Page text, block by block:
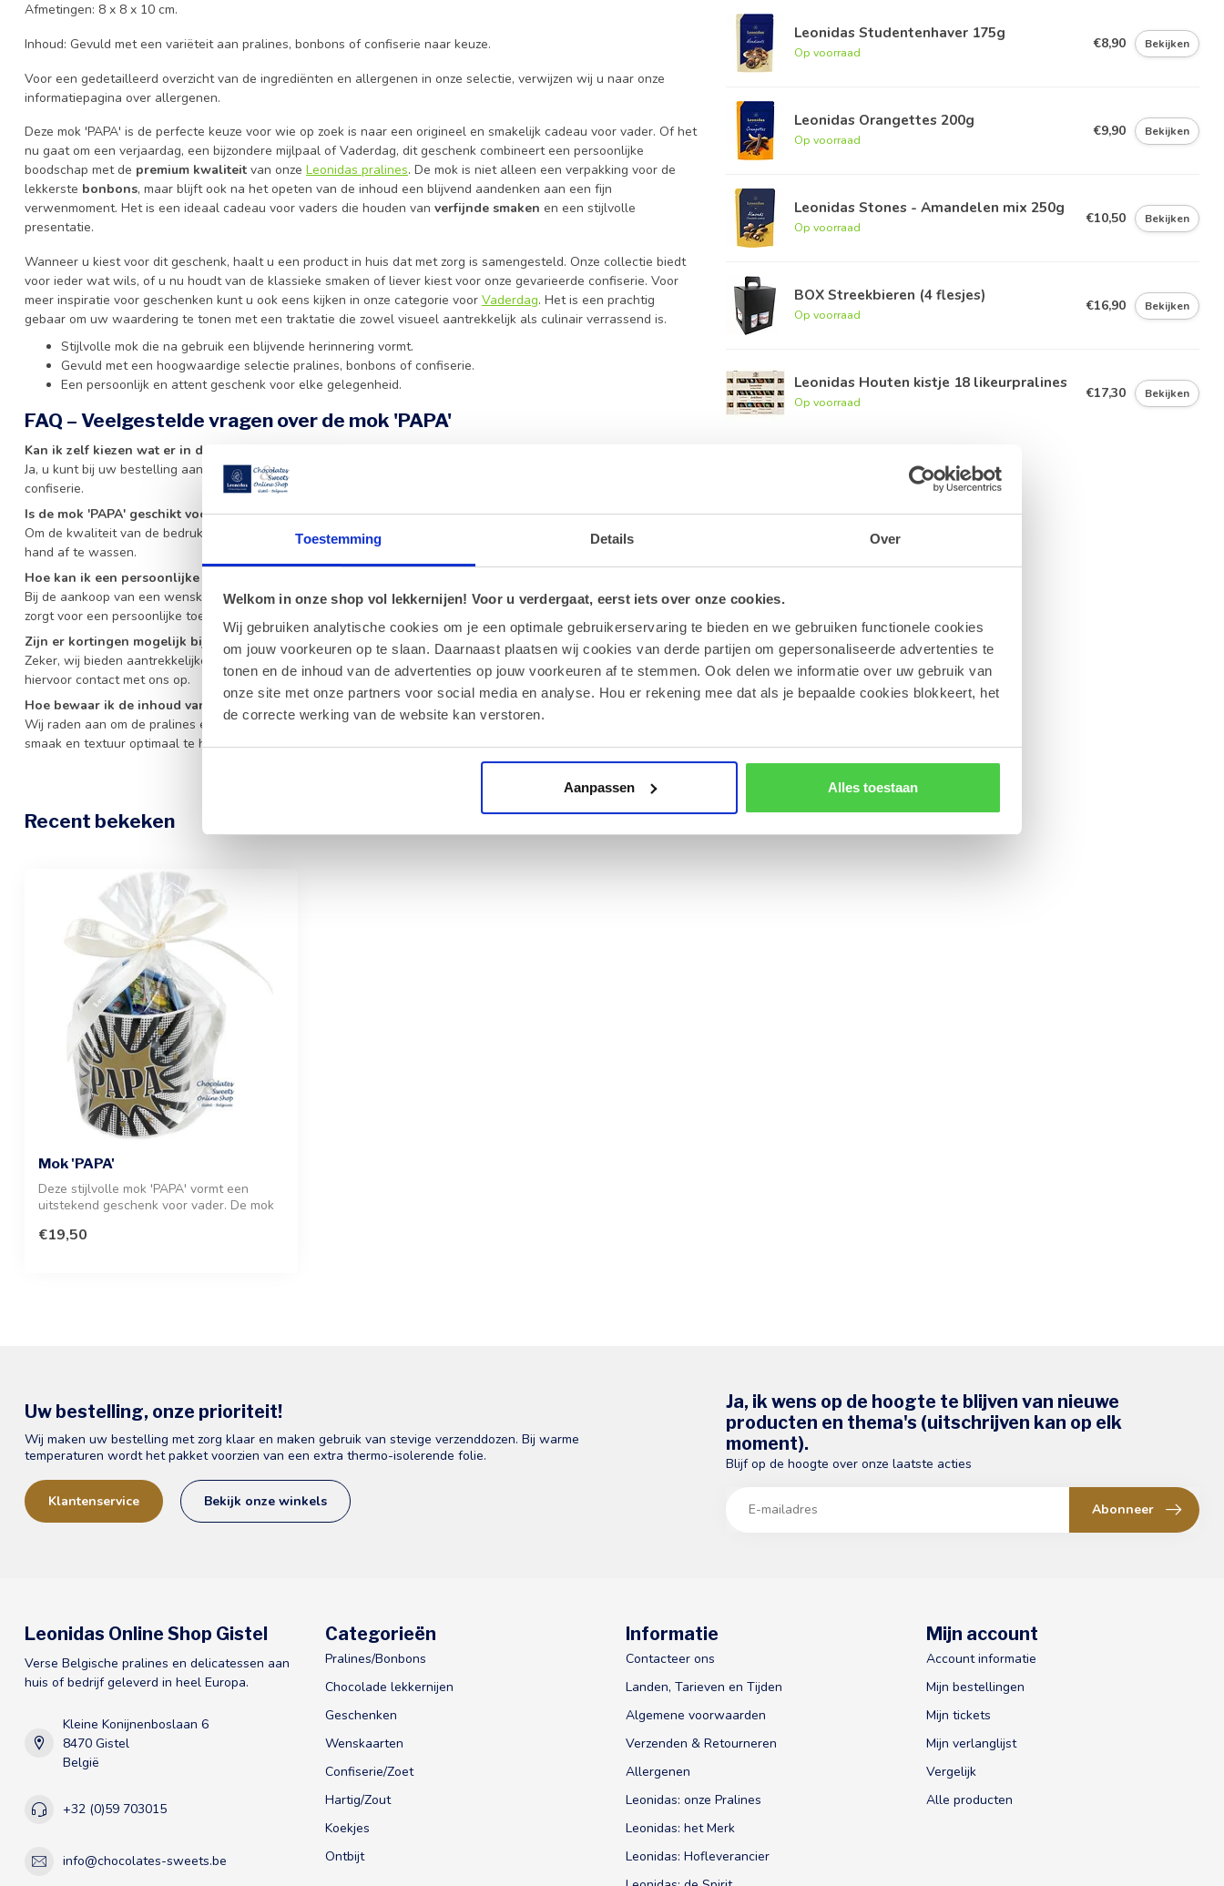
Toestemming Details Over
Welkom in onze shop vol lekkernijen! Voor u verdergaat, eerst iets over onze cookies.
Wij gebruiken analytische cookies om je een optimale gebruikerservaring te bieden en we gebruiken functionele cookies
om jouw voorkeuren op te slaan. Daarnaast plaatsen wij cookies van derde partijen om gepersonaliseerde advertenties te
tonen en de inhoud van de advertenties op jouw voorkeuren af te stemmen. Ook delen we informatie over uw gebruik van
onze site met onze partners voor social media en analyse. Hou er rekening mee dat als je bepaalde cookies blokkeert, het
de correcte werking van de website kan verstoren.
Aanpassen Alles toestaan
Afmetingen: 8 x 8 x 10 cm.
Inhoud: Gevuld met een variëteit aan pralines, bonbons of confiserie naar keuze.
Voor een gedetailleerd overzicht van de ingrediënten en allergenen in onze selectie, verwijzen wij u naar onze
informatiepagina over allergenen.
Deze mok 'PAPA' is de perfecte keuze voor wie op zoek is naar een origineel en smakelijk cadeau voor vader. Of het
nu gaat om een verjaardag, een bijzondere mijlpaal of Vaderdag, dit geschenk combineert een persoonlijke
boodschap met de premium kwaliteit van onze Leonidas pralines. De mok is niet alleen een verpakking voor de
lekkerste bonbons, maar blijft ook na het opeten van de inhoud een blijvend aandenken aan een fijn
verwenmoment. Het is een ideaal cadeau voor vaders die houden van verfijnde smaken en een stijlvolle
presentatie.
Wanneer u kiest voor dit geschenk, haalt u een product in huis dat met zorg is samengesteld. Onze collectie biedt
voor ieder wat wils, of u nu houdt van de klassieke smaken of liever kiest voor onze gevarieerde confiserie. Voor
meer inspiratie voor geschenken kunt u ook eens kijken in onze categorie voor Vaderdag. Het is een prachtig
gebaar om uw waardering te tonen met een traktatie die zowel visueel aantrekkelijk als culinair verrassend is.
Stijlvolle mok die na gebruik een blijvende herinnering vormt.
Gevuld met een hoogwaardige selectie pralines, bonbons of confiserie.
Een persoonlijk en attent geschenk voor elke gelegenheid.
FAQ – Veelgestelde vragen over de mok 'PAPA'
Kan ik zelf kiezen wat er in de mok 'PAPA' zit?
Ja, u kunt bij uw bestelling aangeven of u de mok gevuld wilt hebben met onze pralines, bonbons of diverse soorten
confiserie.
Is de mok 'PAPA' geschikt voor de vaatwasser?
Om de kwaliteit van de bedrukking op de mok 'PAPA' zo lang mogelijk te behouden, adviseren wij om deze met de
hand af te wassen.
Hoe kan ik een persoonlijke boodschap toevoegen aan dit cadeau?
Bij de aankoop van een wenskaart wordt uw persoonlijke boodschap via een etiket op de kaart aangebracht, wat
zorgt voor een persoonlijke toets bij uw mok 'PAPA'.
Zijn er kortingen mogelijk bij grotere aantallen?
Zeker, wij bieden aantrekkelijke hoeveelheidskortingen voor zakelijke klanten of bij grotere bestellingen. Neem
hiervoor contact met ons op.
Hoe bewaar ik de inhoud van de mok 'PAPA' het beste?
Wij raden aan om de pralines en bonbons op een koele, droge plaats te bewaren, buiten direct zonlicht, om de
smaak en textuur optimaal te houden.
Leonidas Studentenhaver 175g
Op voorraad
€8,90 Bekijken
Leonidas Orangettes 200g
Op voorraad
€9,90 Bekijken
Leonidas Stones - Amandelen mix 250g
Op voorraad
€10,50 Bekijken
BOX Streekbieren (4 flesjes)
Op voorraad
€16,90 Bekijken
Leonidas Houten kistje 18 likeurpralines
Op voorraad
€17,30 Bekijken
Recent bekeken
Mok 'PAPA'
Deze stijlvolle mok 'PAPA' vormt een
uitstekend geschenk voor vader. De mok
€19,50
Uw bestelling, onze prioriteit!
Wij maken uw bestelling met zorg klaar en maken gebruik van stevige verzenddozen. Bij warme
temperaturen wordt het pakket voorzien van een extra thermo-isolerende folie.
Klantenservice Bekijk onze winkels
Ja, ik wens op de hoogte te blijven van nieuwe
producten en thema's (uitschrijven kan op elk
moment).
Blijf op de hoogte over onze laatste acties
Abonneer
Leonidas Online Shop Gistel
Verse Belgische pralines en delicatessen aan
huis of bedrijf geleverd in heel Europa.
Kleine Konijnenboslaan 6
8470 Gistel
België
+32 (0)59 703015
info@chocolates-sweets.be
Categorieën
Pralines/Bonbons
Chocolade lekkernijen
Geschenken
Wenskaarten
Confiserie/Zoet
Hartig/Zout
Koekjes
Ontbijt
Informatie
Contacteer ons
Landen, Tarieven en Tijden
Algemene voorwaarden
Verzenden & Retourneren
Allergenen
Leonidas: onze Pralines
Leonidas: het Merk
Leonidas: Hofleverancier
Mijn account
Account informatie
Mijn bestellingen
Mijn tickets
Mijn verlanglijst
Vergelijk
Alle producten